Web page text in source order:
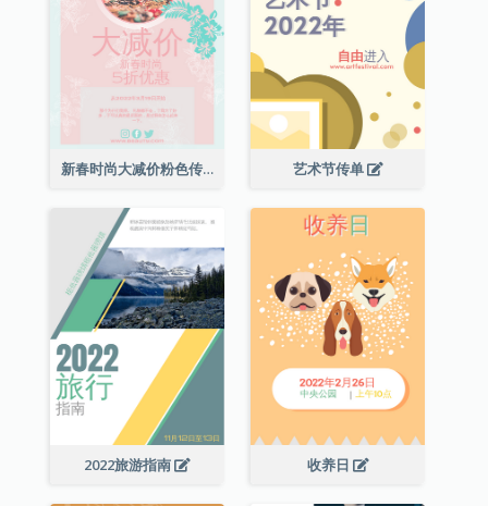
新春时尚大减价粉色传单 艺术节传单
2022旅游指南 收养日